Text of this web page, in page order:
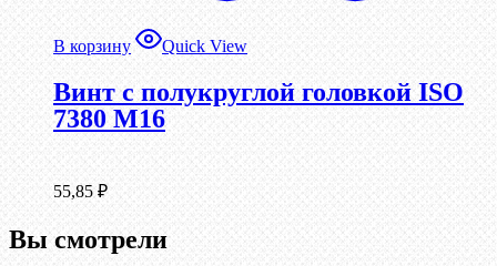
В корзину Quick View
Винт с полукруглой головкой ISO
7380 М16
55,85 ₽
Вы смотрели